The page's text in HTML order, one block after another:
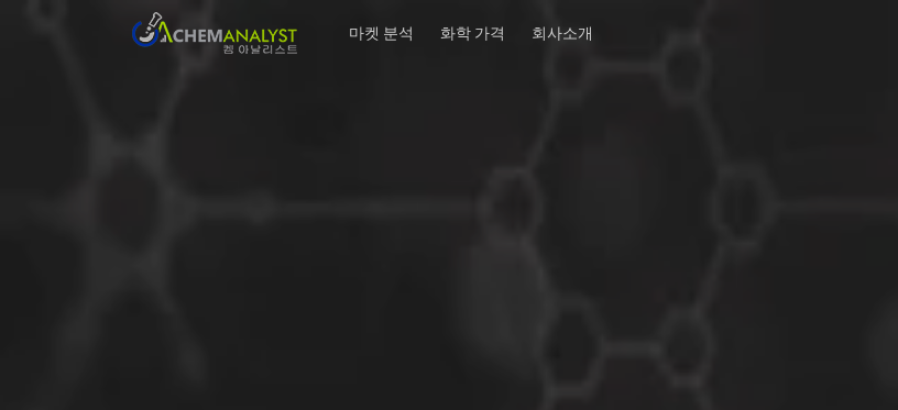
마켓 분석 화학 가격 회사소개